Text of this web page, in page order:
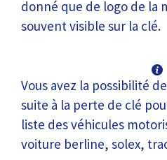
donné que de logo de la
souvent visible sur la clé.
Vous avez la possibilité
suite à la perte de clé
liste des véhicules
voiture berline, solex,